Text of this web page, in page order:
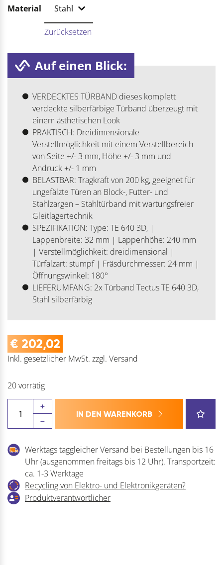
Material
Zurücksetzen
Auf einen Blick:
VERDECKTES TÜRBAND dieses komplett
verdeckte silberfärbige Türband überzeugt mit
einem ästhetischen Look
PRAKTISCH: Dreidimensionale
Verstellmöglichkeit mit einem Verstellbereich
von Seite +/- 3 mm, Höhe +/- 3 mm und
Andruck +/- 1 mm
BELASTBAR: Tragkraft von 200 kg, geeignet für
ungefälzte Türen an Block-, Futter- und
Stahlzargen – Stahltürband mit wartungsfreier
Gleitlagertechnik
SPEZIFIKATION: Type: TE 640 3D, |
Lappenbreite: 32 mm | Lappenhöhe: 240 mm
| Verstellmöglichkeit: dreidimensional |
Türfalzart: stumpf | Fräsdurchmesser: 24 mm |
Öffnungswinkel: 180°
LIEFERUMFANG: 2x Türband Tectus TE 640 3D,
Stahl silberfärbig
€ 202,02
Inkl. gesetzlicher MwSt. zzgl. Versand
20 vorrätig
SIMONSWERK
Türband
TECTUS
640
Menge
IN DEN WARENKORB
Werktags taggleicher Versand bei Bestellungen bis 16
Uhr (ausgenommen freitags bis 12 Uhr). Transportzeit:
ca. 1-3 Werktage
Recycling von Elektro- und Elektronikgeräten?
Produktverantwortlicher